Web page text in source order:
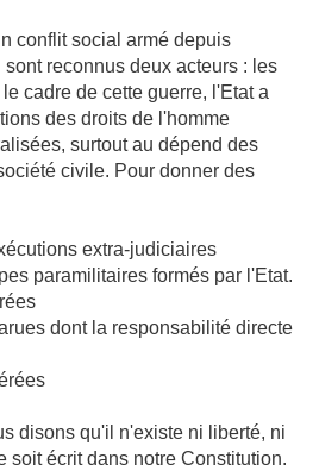
conflit social armé depuis
reconnus deux acteurs : les
cadre de cette guerre, l'Etat a
des droits de l'homme
surtout au dépend des
civile. Pour donner des
extra-judiciaires
paramilitaires formés par l'Etat.
dont la responsabilité directe
disons qu'il n'existe ni liberté, ni
soit écrit dans notre Constitution.